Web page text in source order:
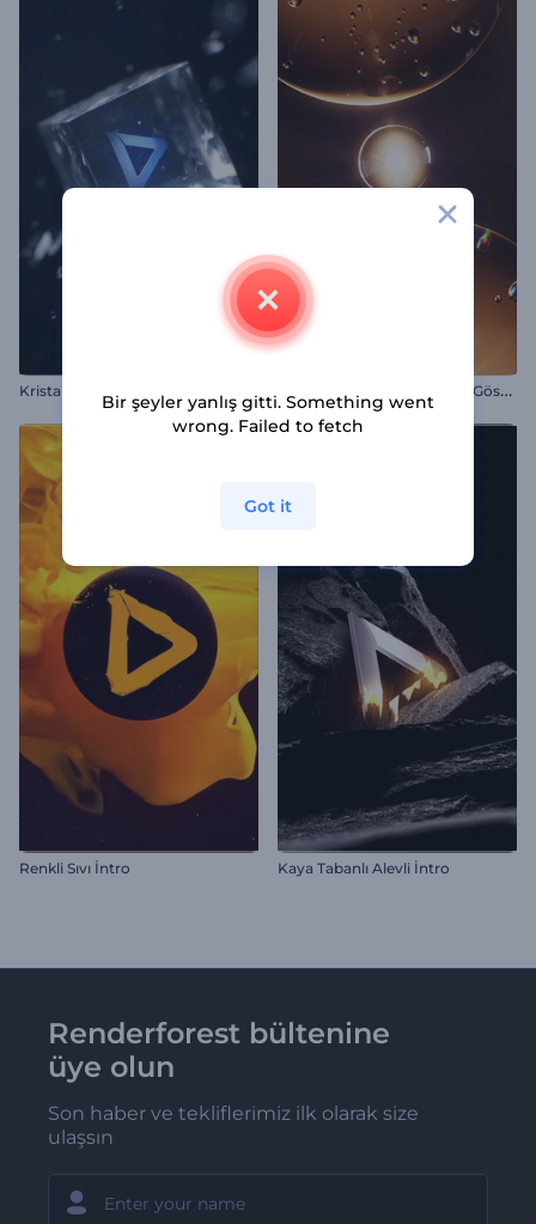
Kristal Cam Küp Girişi B
ölünen Baloncuklar Logo Gösterimi
Renkli Sıvı İntro Kaya Tabanlı Alevli İntro
Renderforest bültenine
üye olun
Son haber ve tekliflerimiz ilk olarak size
ulaşsın
Bir şeyler yanlış gitti. Something went
wrong. Failed to fetch
Got it